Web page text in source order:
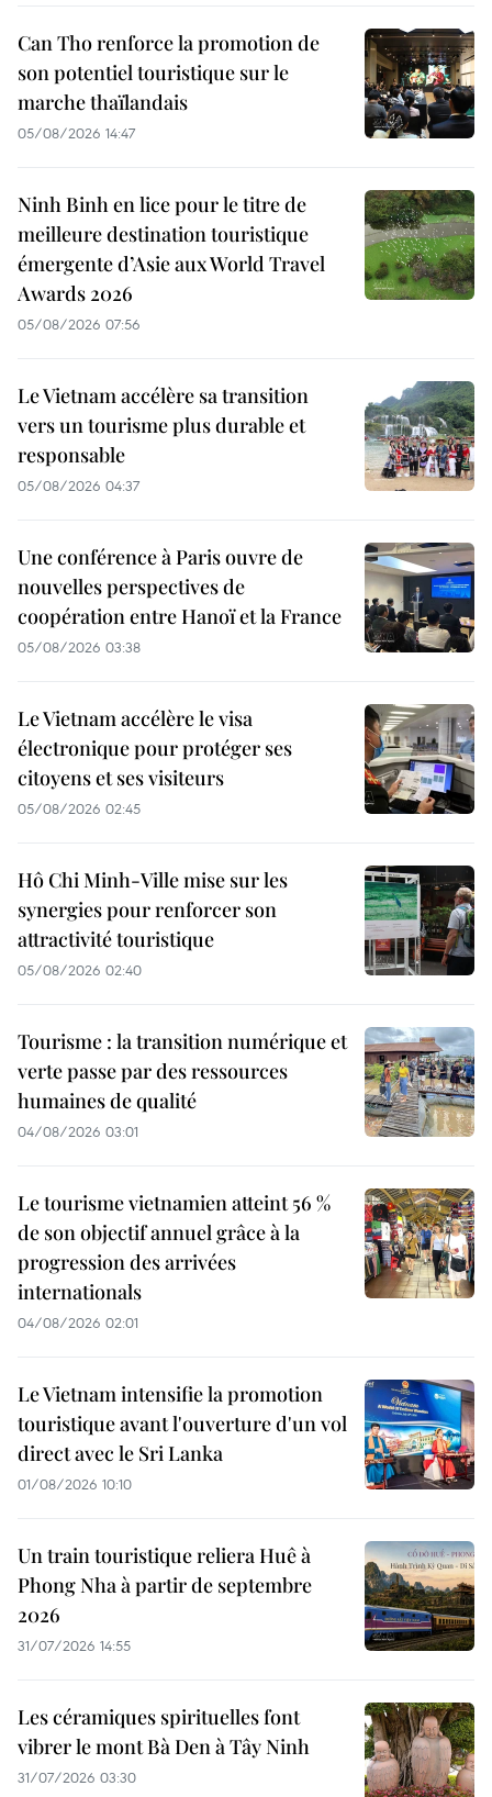
Can Tho renforce la promotion de
son potentiel touristique sur le
marche thaïlandais
05/08/2026 14:47
Ninh Binh en lice pour le titre de
meilleure destination touristique
émergente d’Asie aux World Travel
Awards 2026
05/08/2026 07:56
Le Vietnam accélère sa transition
vers un tourisme plus durable et
responsable
05/08/2026 04:37
Une conférence à Paris ouvre de
nouvelles perspectives de
coopération entre Hanoï et la France
05/08/2026 03:38
Le Vietnam accélère le visa
électronique pour protéger ses
citoyens et ses visiteurs
05/08/2026 02:45
Hô Chi Minh-Ville mise sur les
synergies pour renforcer son
attractivité touristique
05/08/2026 02:40
Tourisme : la transition numérique et
verte passe par des ressources
humaines de qualité
04/08/2026 03:01
Le tourisme vietnamien atteint 56 %
de son objectif annuel grâce à la
progression des arrivées
internationals
04/08/2026 02:01
Le Vietnam intensifie la promotion
touristique avant l'ouverture d'un vol
direct avec le Sri Lanka
01/08/2026 10:10
Un train touristique reliera Huê à
Phong Nha à partir de septembre
2026
31/07/2026 14:55
Les céramiques spirituelles font
vibrer le mont Bà Den à Tây Ninh
31/07/2026 03:30